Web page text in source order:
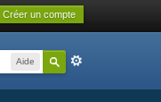
Créer un compte
Aide